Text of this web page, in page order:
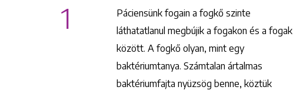
http://aicec.org/
1
Páciensünk fogain a fogkő szinte
láthatatlanul megbújik a fogakon és a fogak
között. A fogkő olyan, mint egy
baktériumtanya. Számtalan ártalmas
baktériumfajta nyüzsög benne, köztük